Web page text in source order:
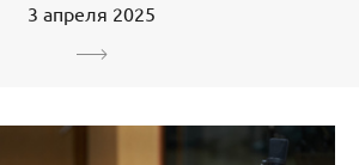
3 апреля 2025